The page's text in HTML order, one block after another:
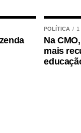
POLÍTICA 1
Na
mais